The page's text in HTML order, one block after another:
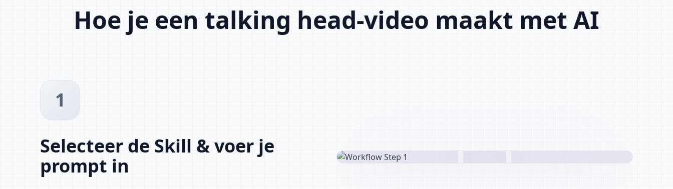
Hoe je een talking head-video maakt met AI
1
Selecteer de Skill & voer je
prompt in